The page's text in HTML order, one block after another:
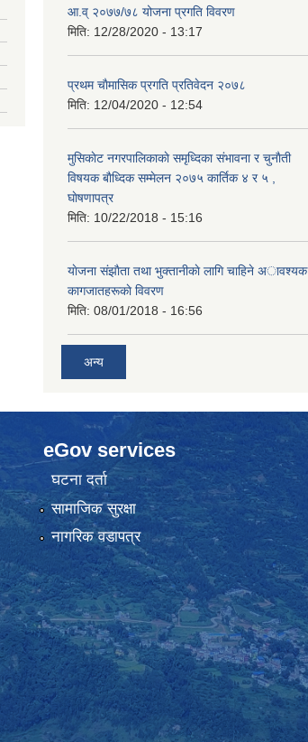
आ.व् २०७७/७८ योजना प्रगति विवरण
मिति: 12/28/2020 - 13:17
प्रथम चाैमासिक प्रगति प्रतिवेदन २०७८
मिति: 12/04/2020 - 12:54
मुसिकाेट नगरपालिकाकाे समृध्दिका संभावना र चुनाैती
विषयक बाैध्दिक सम्मेलन २०७५ कार्तिक ४ र ५ ,
घाेषणापत्र
मिति: 10/22/2018 - 15:16
याेजना संझाैता तथा भुक्तानीकाे लागि चाहिने अावश्यक
कागजातहरूकाे विवरण
मिति: 08/01/2018 - 16:56
अन्य
eGov services
घटना दर्ता
सामाजिक सुरक्षा
नागरिक वडापत्र